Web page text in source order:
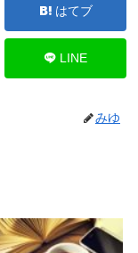
はてブ
LINE
みゆ